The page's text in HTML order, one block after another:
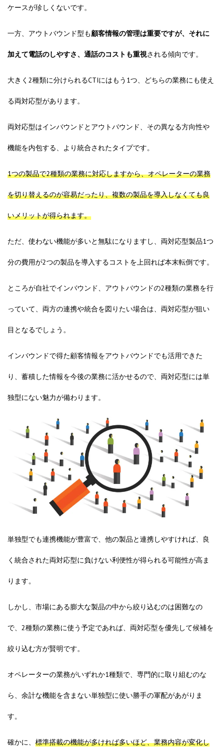
ケースが珍しくないです。
一方、 アウトバウンド型も顧客情報の管理は重要ですが、それに
加えて電話のしやすさ、通話のコストも重視される傾向です。
大きく2種類に分けられるCTIにはもう1つ、どちらの業務にも使え
る両対応型があります。
両対応型はインバウンドとアウトバウンド、その異なる方向性や
機能を内包する、より統合されたタイプです。
1つの製品で2種類の業務に対応しますから、オペレーターの業務
を切り替えるのが容易だったり、複数の製品を導入しなくても良
いメリットが得られます。
ただ、使わない機能が多いと無駄になりますし、両対応型製品1つ
分の費用が2つの製品を導入するコストを上回れば本末転倒です。
ところが自社でインバウンド、アウトバウンドの2種類の業務を行
っていて、両方の連携や統合を図りたい場合は、両対応型が狙い
目となるでしょう。
インバウンドで得た顧客情報をアウトバウンドでも活用できた
り、蓄積した情報を今後の業務に活かせるので、両対応型には単
独型にない魅力が備わります。
単独型でも連携機能が豊富で、他の製品と連携しやすければ、良
く統合された両対応型に負けない利便性が得られる可能性が高ま
ります。
しかし、市場にある膨大な製品の中から絞り込むのは困難なの
で、2種類の業務に使う予定であれば、両対応型を優先して候補を
絞り込む方が賢明です。
オペレーターの業務がいずれか1種類で、専門的に取り組むのな
ら、余計な機能を含まない単独型に使い勝手の軍配があがりま
す。
確かに、 標準搭載の機能が多ければ多いほど、業務内容が変化し